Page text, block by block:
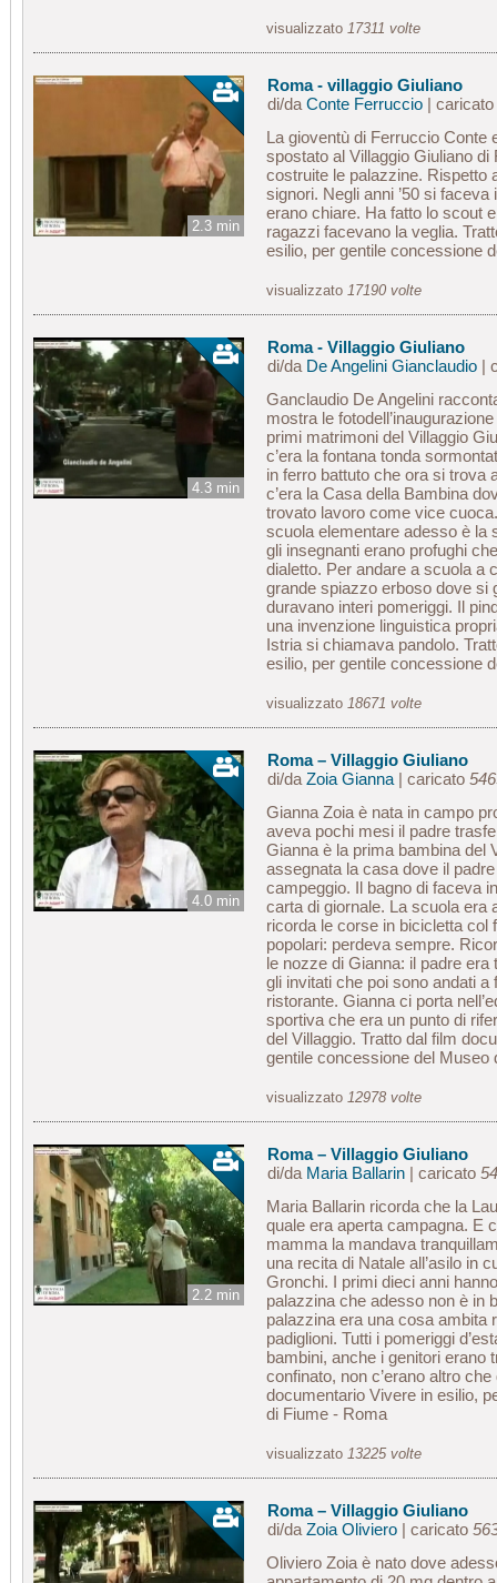
visualizzato 17311 volte
2.3 min
Roma - villaggio Giuliano
di/da Conte Ferruccio| caricato
La gioventù di Ferruccio Conte
spostato al Villaggio Giuliano
costruite le palazzine. Rispetto
signori. Negli anni ’50 si
erano chiare. Ha fatto lo scout
ragazzi facevano la veglia.
esilio, per gentile concessione
visualizzato 17190 volte
4.3 min
Roma - Villaggio Giuliano
di/da De Angelini Gianclaudio|
Ganclaudio De Angelini
mostra le
primi matrimoni del Villaggio
c’era la fontana tonda
in ferro battuto che ora si trova
c’era la Casa della Bambina
trovato lavoro come vice
scuola elementare adesso è la
gli insegnanti erano profughi
dialetto. Per andare a scuola a
grande spiazzo erboso dove si
duravano interi pomeriggi. Il
una invenzione linguistica
Istria si chiamava pandolo.
esilio, per gentile concessione
visualizzato 18671 volte
4.0 min
Roma – Villaggio Giuliano
di/da Zoia Gianna| caricato
Gianna Zoia è nata in campo
aveva pochi mesi il padre
Gianna è la prima bambina del
assegnata la casa dove il
campeggio. Il bagno di faceva
carta di giornale. La scuola era
ricorda le corse in bicicletta col
popolari: perdeva sempre.
le nozze di Gianna: il padre era
gli invitati che poi sono andati
ristorante. Gianna ci porta
sportiva che era un punto di
del Villaggio. Tratto dal film
gentile concessione del Museo
visualizzato 12978 volte
2.2 min
Roma – Villaggio Giuliano
di/da Maria Ballarin| caricato
Maria Ballarin ricorda che la
quale era aperta campagna. E
mamma la mandava
una recita di Natale all’asilo in
Gronchi. I primi dieci anni
palazzina che adesso non è in
palazzina era una cosa ambita
padiglioni. Tutti i pomeriggi
bambini, anche i genitori erano
confinato, non c’erano altro
documentario Vivere in esilio,
di Fiume - Roma
visualizzato 13225 volte
Roma – Villaggio Giuliano
di/da Zoia Oliviero| caricato
Oliviero Zoia è nato dove